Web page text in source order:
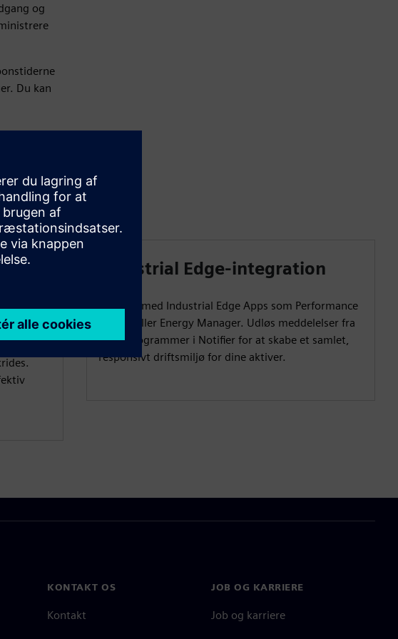
og
Du kan
og
Industrial Edge-integration
Integrer med Industrial Edge Apps som Performance
Insight eller Energy Manager. Udløs meddelelser fra
disse programmer i Notifier for at skabe et samlet,
responsivt driftsmiljø for dine aktiver.
KONTAKT OS
Kontakt
JOB OG KARRIERE
Job og karriere